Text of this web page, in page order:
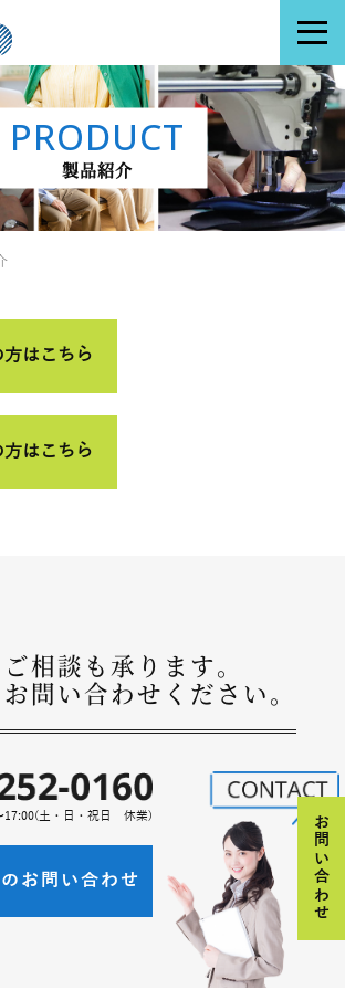
PRODUCT
製品紹介
方はこちら
はこちら
相談も承ります。
問い合わせください。
17:00(土・日・祝日 休業)
お問い合わせ お問い合わせ